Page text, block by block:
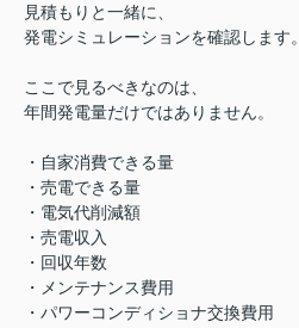
見積もりと一緒に、
発電シミュレーションを確認します。
ここで見るべきなのは、
年間発電量だけではありません。
・自家消費できる量
・売電できる量
・電気代削減額
・売電収入
・回収年数
・メンテナンス費用
・パワーコンディショナ交換費用